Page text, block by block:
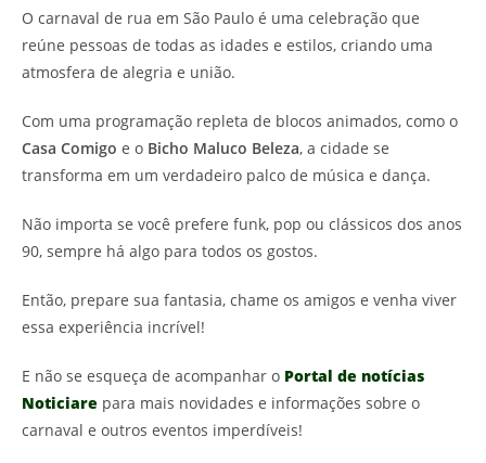
O carnaval de rua em São Paulo é uma celebração que
reúne pessoas de todas as idades e estilos, criando uma
atmosfera de alegria e união.
Com uma programação repleta de blocos animados, como o
Casa Comigo e o Bicho Maluco Beleza, a cidade se
transforma em um verdadeiro palco de música e dança.
Não importa se você prefere funk, pop ou clássicos dos anos
90, sempre há algo para todos os gostos.
Então, prepare sua fantasia, chame os amigos e venha viver
essa experiência incrível!
E não se esqueça de acompanhar o Portal de notícias
Noticiare para mais novidades e informações sobre o
carnaval e outros eventos imperdíveis!